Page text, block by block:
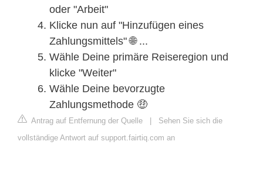
oder "Arbeit"
Klicke nun auf "Hinzufügen eines
Zahlungsmittels" 🌐 ...
Wähle Deine primäre Reiseregion und
klicke "Weiter"
Wähle Deine bevorzugte
Zahlungsmethode 🤑
Antrag auf Entfernung der Quelle | Sehen Sie sich die
vollständige Antwort auf support.fairtiq.com an